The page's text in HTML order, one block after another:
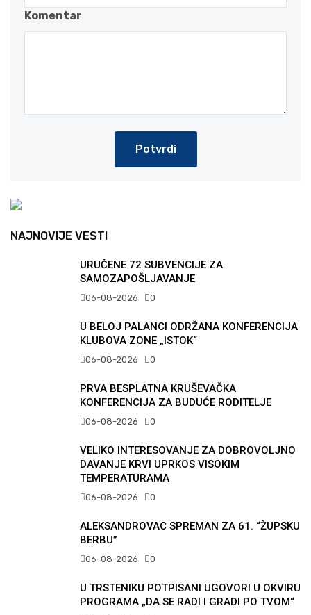
Komentar
Potvrdi
NAJNOVIJE VESTI
URUČENE 72 SUBVENCIJE ZA
SAMOZAPOŠLJAVANJE
06-08-2026 0
U BELOJ PALANCI ODRŽANA KONFERENCIJA
KLUBOVA ZONE „ISTOK“
06-08-2026 0
PRVA BESPLATNA KRUŠEVAČKA
KONFERENCIJA ZA BUDUĆE RODITELJE
06-08-2026 0
VELIKO INTERESOVANJE ZA DOBROVOLJNO
DAVANJE KRVI UPRKOS VISOKIM
TEMPERATURAMA
06-08-2026 0
ALEKSANDROVAC SPREMAN ZA 61. “ŽUPSKU
BERBU”
06-08-2026 0
U TRSTENIKU POTPISANI UGOVORI U OKVIRU
PROGRAMA „DA SE RADI I GRADI PO TVOM“